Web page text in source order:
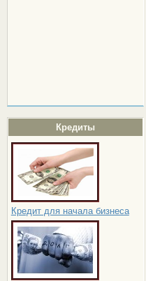
Кредиты
Кредит для начала бизнеса